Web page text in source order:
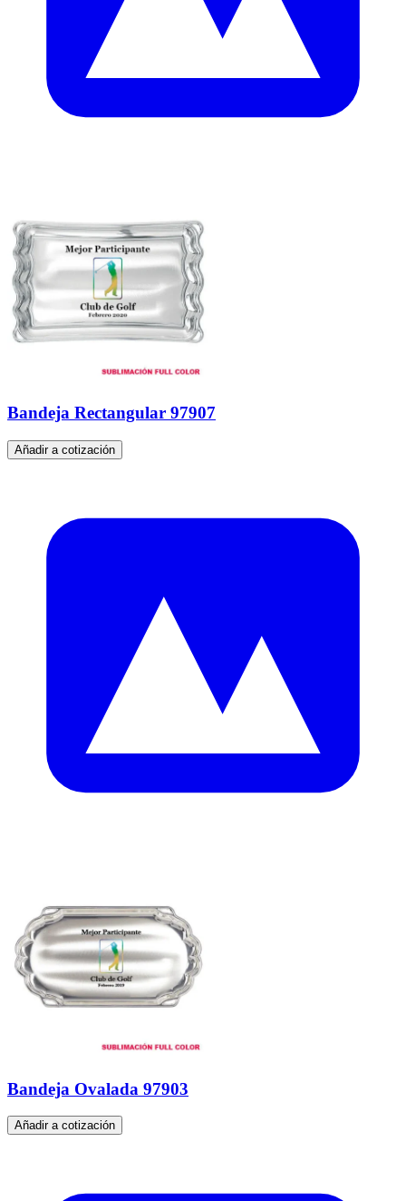
Bandeja Rectangular 97907
Añadir a cotización
Bandeja Ovalada 97903
Añadir a cotización